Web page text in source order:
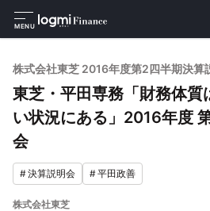
MENU
株式会社東芝 2016年度第2四半期決算
東芝・平田専務「財務体質
い状況にある」2016年度
会
#決算説明会 #平田政善
株式会社東芝